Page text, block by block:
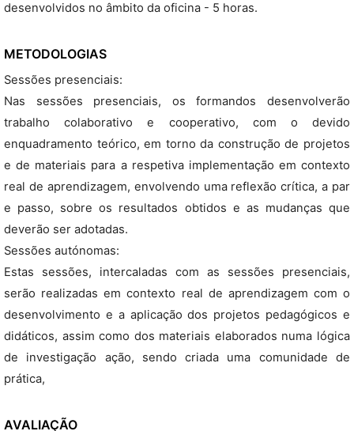
desenvolvidos no âmbito da oficina - 5 horas.
METODOLOGIAS
Sessões presenciais:
Nas sessões presenciais, os formandos desenvolverão
trabalho colaborativo e cooperativo, com o devido
enquadramento teórico, em torno da construção de projetos
e de materiais para a respetiva implementação em contexto
real de aprendizagem, envolvendo uma reflexão crítica, a par
e passo, sobre os resultados obtidos e as mudanças que
deverão ser adotadas.
Sessões autónomas:
Estas sessões, intercaladas com as sessões presenciais,
serão realizadas em contexto real de aprendizagem com o
desenvolvimento e a aplicação dos projetos pedagógicos e
didáticos, assim como dos materiais elaborados numa lógica
de investigação ação, sendo criada uma comunidade de
prática,
AVALIAÇÃO